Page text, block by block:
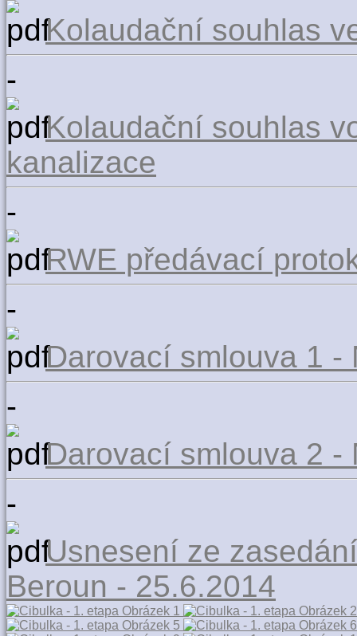
Kolaudační souhlas
-
Kolaudační souhlas
kanalizace
-
RWE předávací
-
Darovací smlouva 1 -
-
Darovací smlouva 2 -
-
Usnesení ze
Beroun - 25.6.2014